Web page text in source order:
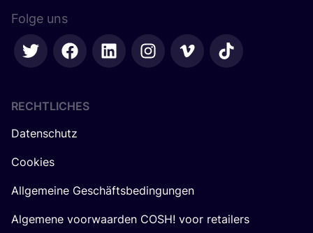
Folge uns
RECHTLICHES
Datenschutz
Cookies
Allgemeine Geschäftsbedingungen
Algemene voorwaarden COSH! voor retailers